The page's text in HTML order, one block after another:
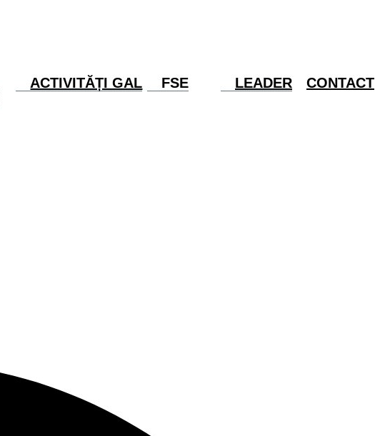
ACTIVITĂȚI GAL FSE LEADER CONTACT